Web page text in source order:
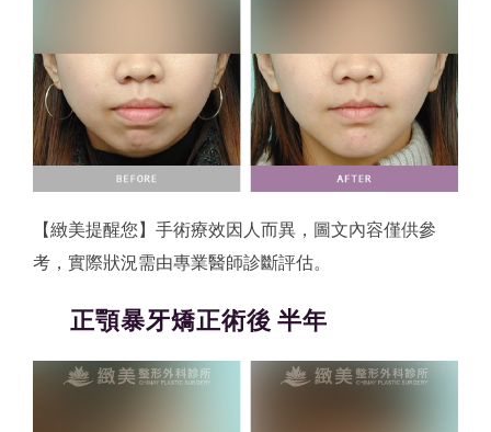
【緻美提醒您】手術療效因人而異，圖文內容僅供參
考，實際狀況需由專業醫師診斷評估。
正顎暴牙矯正術後 半年